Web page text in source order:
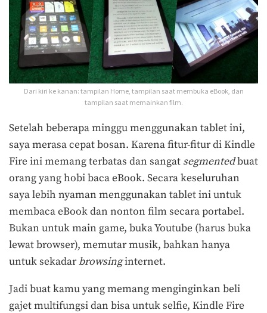
Dari kiri ke kanan: tampilan Home, tampilan saat membuka eBook, dan
tampilan saat memainkan film.
Setelah beberapa minggu menggunakan tablet ini,
saya merasa cepat bosan. Karena fitur-fitur di Kindle
Fire ini memang terbatas dan sangat segmentedbuat
orang yang hobi baca eBook. Secara keseluruhan
saya lebih nyaman menggunakan tablet ini untuk
membaca eBook dan nonton film secara portabel.
Bukan untuk main game, buka Youtube (harus buka
lewat browser), memutar musik, bahkan hanya
untuk sekadarbrowsinginternet.
Jadi buat kamu yang memang menginginkan beli
gajet multifungsi dan bisa untuk selfie, Kindle Fire